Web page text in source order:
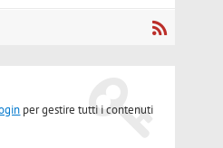
per gestire tutti i contenuti